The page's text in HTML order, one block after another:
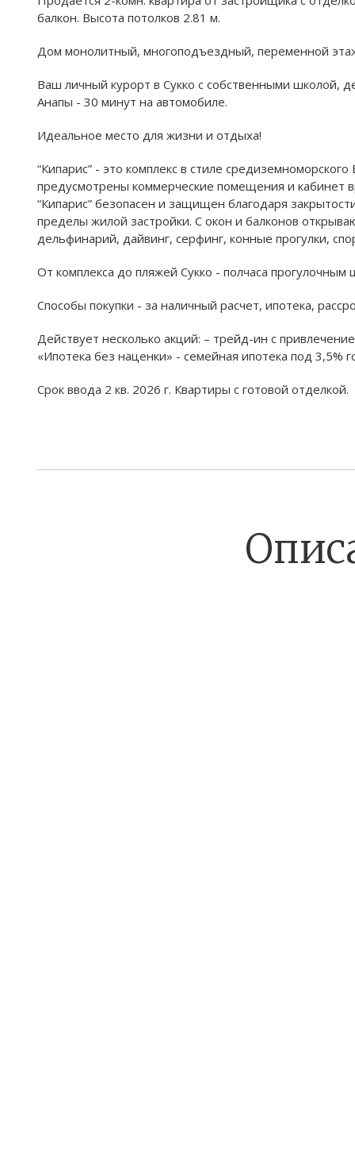
балкон. Высота потолков 2.81 м.
Дом монолитный, многоподъездный, переменной
Ваш личный курорт в Сукко с собственными школой,
Анапы - 30 минут на автомобиле.
Идеальное место для жизни и отдыха!
“Кипарис” - это комплекс в стиле
предусмотрены коммерческие помещения и кабинет
“Кипарис” безопасен и защищен благодаря
пределы жилой застройки. С окон и балконов
дельфинарий, дайвинг, серфинг, конные прогулки,
От комплекса до пляжей Сукко - полчаса
Способы покупки - за наличный расчет, ипотека,
Действует несколько акций: – трейд-ин с
«Ипотека без наценки» - семейная ипотека под
Срок ввода 2 кв. 2026 г. Квартиры с готовой отделкой.